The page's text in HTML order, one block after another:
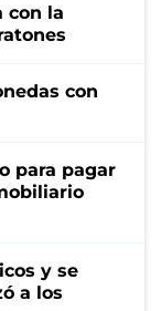
con la
con
para pagar
y se
a los